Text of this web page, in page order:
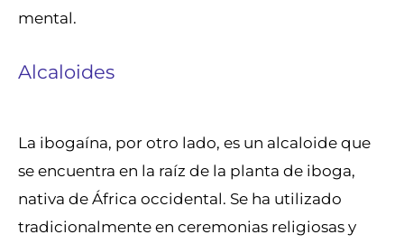
mental.
Alcaloides
La ibogaína, por otro lado, es un alcaloide que
se encuentra en la raíz de la planta de iboga,
nativa de África occidental. Se ha utilizado
tradicionalmente en ceremonias religiosas y